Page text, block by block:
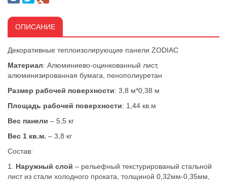
ОПИСАНИЕ
Декоративные теплоизолирующие панели ZODIAC
Материал: Алюминиево-оцинкованный лист,
алюминизированная бумага, пенополиуретан
Размер рабочей поверхности: 3,8 м*0,38 м
Площадь рабочей поверхности: 1,44 кв.м
Вес панели – 5,5 кг
Вес 1 кв.м. – 3,8 кг
Состав:
1. Наружный слой – рельефный текстурированый стальной
лист из стали холодного проката, толщиной 0,32мм-0,35мм,